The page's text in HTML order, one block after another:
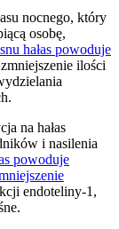
nocnego, który
osobę,
hałas powoduje
ilości
na hałas
i nasilenia
powoduje
endoteliny-1,